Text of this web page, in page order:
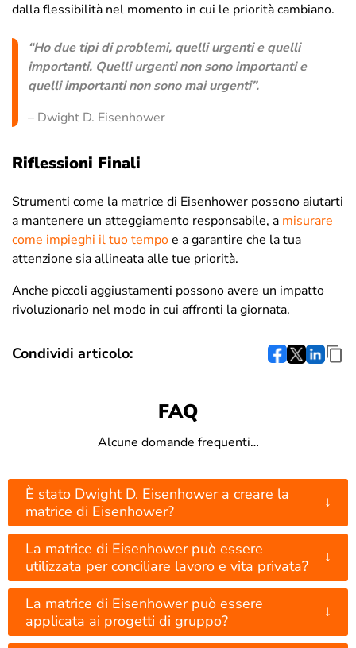
dalla flessibilità nel momento in cui le priorità cambiano.
“Ho due tipi di problemi, quelli urgenti e quelli
importanti. Quelli urgenti non sono importanti e
quelli importanti non sono mai urgenti”.
– Dwight D. Eisenhower
Riflessioni Finali
Strumenti come la matrice di Eisenhower possono aiutarti
a mantenere un atteggiamento responsabile, a misurare
come impieghi il tuo tempoe a garantire che la tua
attenzione sia allineata alle tue priorità.
Anche piccoli aggiustamenti possono avere un impatto
rivoluzionario nel modo in cui affronti la giornata.
Condividi articolo:
FAQ
Alcune domande frequenti…
È stato Dwight D. Eisenhower a creare la
matrice di Eisenhower?
↓
La matrice di Eisenhower può essere
utilizzata per conciliare lavoro e vita privata?
↓
La matrice di Eisenhower può essere
applicata ai progetti di gruppo?
↓